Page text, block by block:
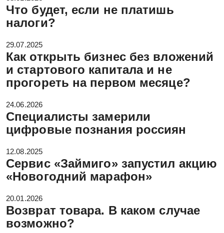
Что будет, если не платишь
налоги?
29.07.2025
Как открыть бизнес без вложений
и стартового капитала и не
прогореть на первом месяце?
24.06.2026
Специалисты замерили
цифровые познания россиян
12.08.2025
Сервис «Займиго» запустил акцию
«Новогодний марафон»
20.01.2026
Возврат товара. В каком случае
возможно?